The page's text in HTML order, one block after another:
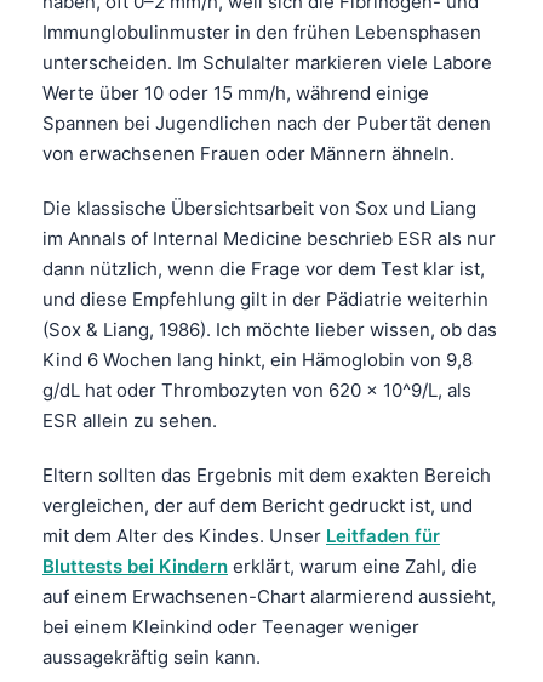
Immunglobulinmuster in den frühen Lebensphasen
unterscheiden. Im Schulalter markieren viele Labore
Werte über 10 oder 15 mm/h, während einige
Spannen bei Jugendlichen nach der Pubertät denen
von erwachsenen Frauen oder Männern ähneln.
Die klassische Übersichtsarbeit von Sox und Liang
im Annals of Internal Medicine beschrieb ESR als nur
dann nützlich, wenn die Frage vor dem Test klar ist,
und diese Empfehlung gilt in der Pädiatrie weiterhin
(Sox & Liang, 1986). Ich möchte lieber wissen, ob das
Kind 6 Wochen lang hinkt, ein Hämoglobin von 9,8
g/dL hat oder Thrombozyten von 620 × 10^9/L, als
ESR allein zu sehen.
Eltern sollten das Ergebnis mit dem exakten Bereich
vergleichen, der auf dem Bericht gedruckt ist, und
mit dem Alter des Kindes. Unser Leitfaden für
Bluttests bei Kindern erklärt, warum eine Zahl, die
auf einem Erwachsenen-Chart alarmierend aussieht,
bei einem Kleinkind oder Teenager weniger
aussagekräftig sein kann.